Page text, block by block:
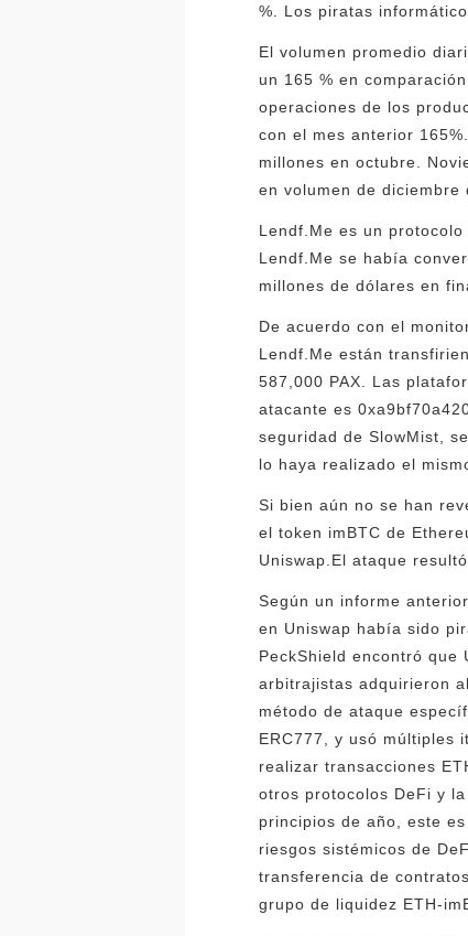
%. Los piratas
El volumen promedio
un 165 % en
operaciones de los
con el mes anterior
millones en octubre.
en volumen de
Lendf.Me es un
Lendf.Me se había
millones de dólares en
De acuerdo con el
Lendf.Me están
587,000 PAX. Las
atacante es
seguridad de SlowMist,
lo haya realizado el
Si bien aún no se han
el token imBTC de
Uniswap.El ataque
Según un informe
en Uniswap había sido
PeckShield encontró que
arbitrajistas adquirieron
método de ataque
ERC777, y usó múltiples
realizar transacciones
otros protocolos DeFi y
principios de año, este
riesgos sistémicos de
transferencia de
grupo de liquidez ETH-